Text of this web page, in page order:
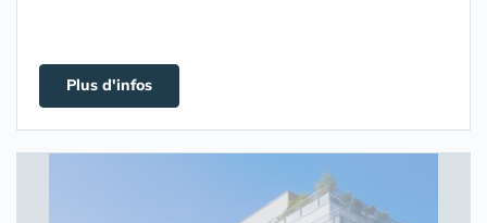
Plus d'infos